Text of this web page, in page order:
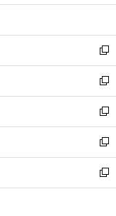
開
ウ
開
く
ン
ウ
で
開
く
ウ
ン
ド
ウ
で
開
く
し
ウ
ィ
ン
ド
ウ
で
開
く
新
し
い
ウ
ィ
ン
ド
ウ
で
開
新
し
い
ウ
ィ
ン
ド
ウ
新
し
い
ウ
ィ
ン
新
し
い
ウ
新
し